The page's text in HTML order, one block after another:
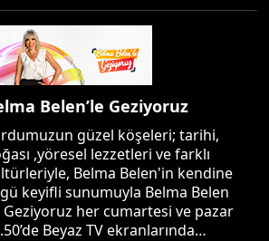
Belen’le Geziyoruz
güzel köşeleri; tarihi,
,yöresel lezzetleri ve farklı
Belma Belen'in kendine
keyifli sunumuyla Belma Belen
Geziyoruz her cumartesi ve pazar
Beyaz TV ekranlarında…